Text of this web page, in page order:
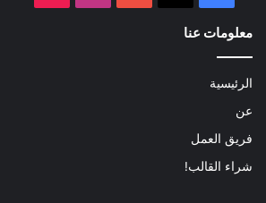
معلومات عنا
الرئيسية
عن
فريق العمل
شراء القالب!